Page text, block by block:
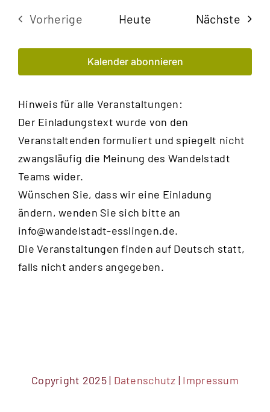
Vorherige
Heute Nächste
Kalender abonnieren
Hinweis für alle Veranstaltungen:
Der Einladungstext wurde von den
Veranstaltenden formuliert und spiegelt nicht
zwangsläufig die Meinung des Wandelstadt
Teams wider.
Wünschen Sie, dass wir eine Einladung
ändern, wenden Sie sich bitte an
info@wandelstadt-esslingen.de.
Die Veranstaltungen finden auf Deutsch statt,
falls nicht anders angegeben.
Copyright 2025 | Datenschutz | Impressum